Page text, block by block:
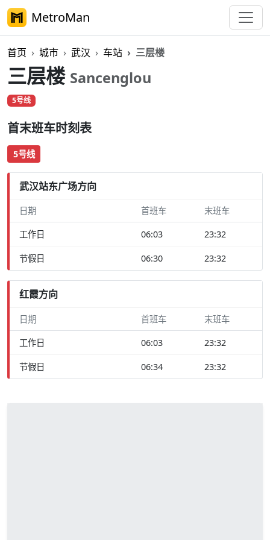
MetroMan
首页 城市 武汉 车站 三层楼
三层楼 Sancenglou
5号线
首末班车时刻表
5号线
武汉站东广场方向
日期 首班车 末班车
工作日 06:03 23:32
节假日 06:30 23:32
红霞方向
日期 首班车 末班车
工作日 06:03 23:32
节假日 06:34 23:32